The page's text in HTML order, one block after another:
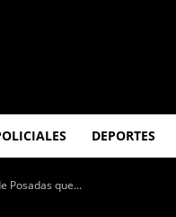
DEPORTES
Posadas que...